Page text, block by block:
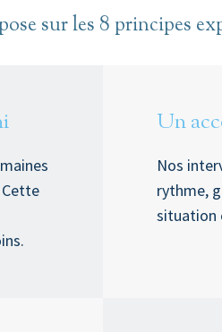
sur les 8 principes
Cette
Un
Nos
rythme,
situation